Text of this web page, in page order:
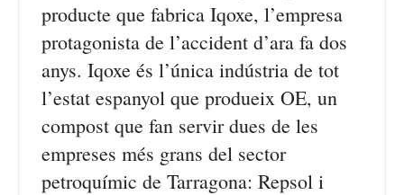
producte que fabrica Iqoxe, l’empresa
protagonista de l’accident d’ara fa dos
anys. Iqoxe és l’única indústria de tot
l’estat espanyol que produeix OE, un
compost que fan servir dues de les
empreses més grans del sector
petroquímic de Tarragona: Repsol i